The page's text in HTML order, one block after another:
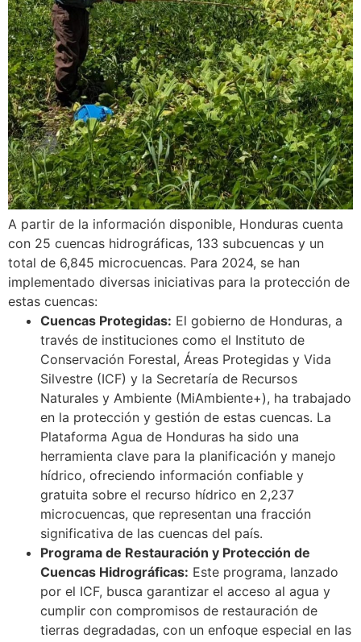
A partir de la información disponible, Honduras cuenta
con 25 cuencas hidrográficas, 133 subcuencas y un
total de 6,845 microcuencas. Para 2024, se han
implementado diversas iniciativas para la protección de
estas cuencas:
Cuencas Protegidas: El gobierno de Honduras, a
través de instituciones como el Instituto de
Conservación Forestal, Áreas Protegidas y Vida
Silvestre (ICF) y la Secretaría de Recursos
Naturales y Ambiente (MiAmbiente+), ha trabajado
en la protección y gestión de estas cuencas. La
Plataforma Agua de Honduras ha sido una
herramienta clave para la planificación y manejo
hídrico, ofreciendo información confiable y
gratuita sobre el recurso hídrico en 2,237
microcuencas, que representan una fracción
significativa de las cuencas del país.
Programa de Restauración y Protección de
Cuencas Hidrográficas: Este programa, lanzado
por el ICF, busca garantizar el acceso al agua y
cumplir con compromisos de restauración de
tierras degradadas, con un enfoque especial en las